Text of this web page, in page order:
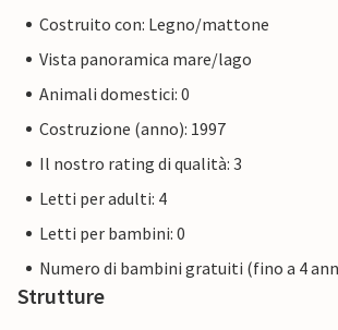
Costruito con: Legno/mattone
Vista panoramica mare/lago
Animali domestici: 0
Costruzione (anno): 1997
Il nostro rating di qualità: 3
Letti per adulti: 4
Letti per bambini: 0
Numero di bambini gratuiti (fino a 4
Strutture